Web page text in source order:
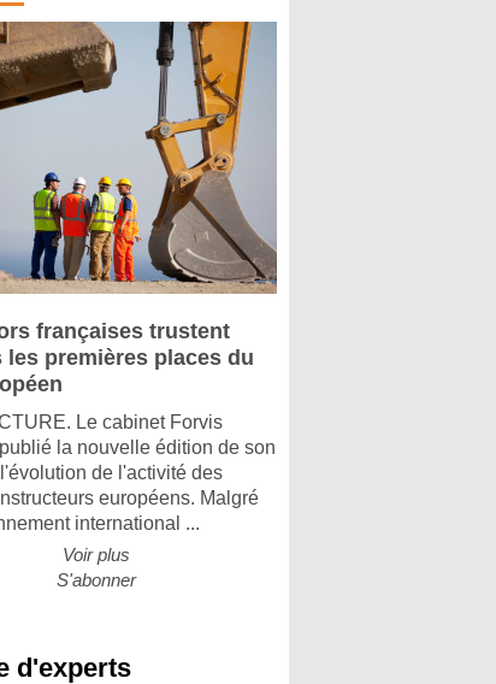
françaises trustent
premières places du
Le cabinet Forvis
la nouvelle édition de son
de l'activité des
européens. Malgré
international ...
Voir plus
S'abonner
d'experts